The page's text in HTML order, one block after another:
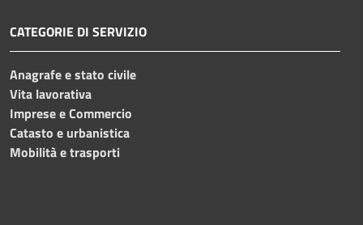
CATEGORIE DI SERVIZIO
Anagrafe e stato civile
Vita lavorativa
Imprese e Commercio
Catasto e urbanistica
Mobilità e trasporti